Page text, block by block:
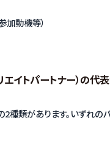
加動機等）
トパートナー）の代
2種類があります。いずれの